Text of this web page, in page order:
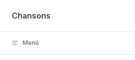
Skip to content
Chansons
Menü